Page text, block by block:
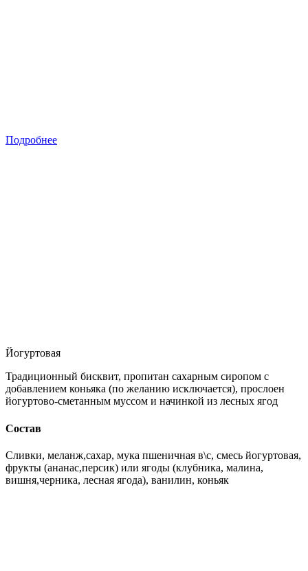
Подробнее
Йогуртовая
Традиционный бисквит, пропитан сахарным сиропом с
добавлением коньяка (по желанию исключается), прослоен
йогуртово-сметанным муссом и начинкой из лесных ягод
Состав
Сливки, меланж,сахар, мука пшеничная в\с, смесь йогуртовая,
фрукты (ананас,персик) или ягоды (клубника, малина,
вишня,черника, лесная ягода), ванилин, коньяк